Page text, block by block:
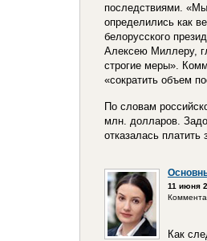
последствиями.
определились как
белорусского
Алексею Миллеру,
строгие меры».
«сократить объем
По словам
млн. долларов.
отказалась
11 июня
Как